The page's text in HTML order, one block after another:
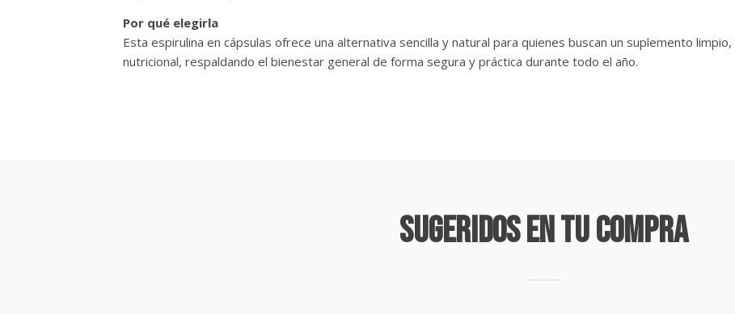
Por qué elegirla
Esta espirulina en cápsulas ofrece una alternativa sencilla y natural para quienes buscan un suplemento
nutricional, respaldando el bienestar general de forma segura y práctica durante todo el año.
Sugeridos En Tu Compra